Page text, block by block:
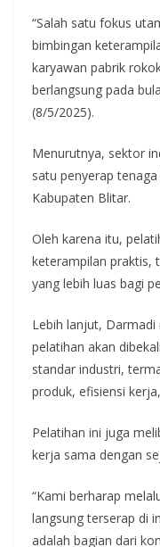
“Salah satu fokus
bimbingan
karyawan pabrik
berlangsung pada
(8/5/2025).
Menurutnya, sektor
satu penyerap
Kabupaten Blitar.
Oleh karena itu,
keterampilan praktis,
yang lebih luas bagi
Lebih lanjut,
pelatihan akan
standar industri,
produk, efisiensi
Pelatihan ini juga
kerja sama dengan
“Kami berharap
langsung terserap di
adalah bagian dari